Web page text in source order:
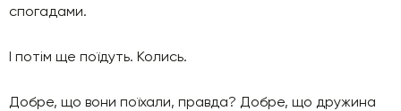
спогадами.
І потім ще поїдуть. Колись.
Добре, що вони поїхали, правда? Добре, що дружина